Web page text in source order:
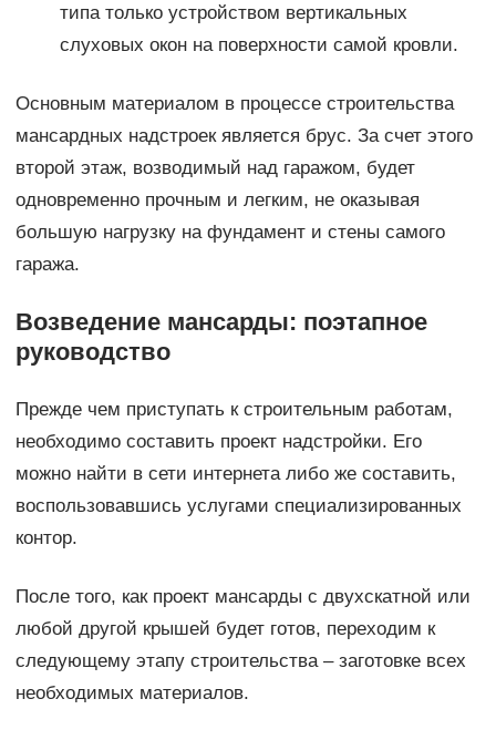
типа только устройством вертикальных
слуховых окон на поверхности самой кровли.
Основным материалом в процессе строительства
мансардных надстроек является брус. За счет этого
второй этаж, возводимый над гаражом, будет
одновременно прочным и легким, не оказывая
большую нагрузку на фундамент и стены самого
гаража.
Возведение мансарды: поэтапное
руководство
Прежде чем приступать к строительным работам,
необходимо составить проект надстройки. Его
можно найти в сети интернета либо же составить,
воспользовавшись услугами специализированных
контор.
После того, как проект мансарды с двухскатной или
любой другой крышей будет готов, переходим к
следующему этапу строительства – заготовке всех
необходимых материалов.